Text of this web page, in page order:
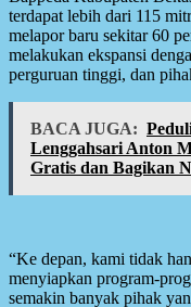
terdapat lebih dari 115
melapor baru sekitar 60
melakukan ekspansi
perguruan tinggi, dan
BACA JUGA:
Lenggahsari Anton
Gratis dan Bagikan
“Ke depan, kami tidak
menyiapkan program-
semakin banyak pihak